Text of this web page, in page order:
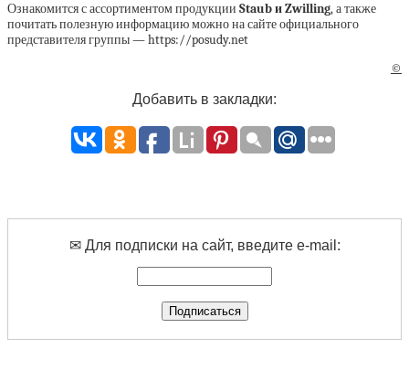
Ознакомится с ассортиментом продукции Staub и Zwilling, а также
почитать полезную информацию можно на сайте официального
представителя группы — https://posudy.net
©
Добавить в закладки:
✉ Для подписки на сайт, введите e-mail: